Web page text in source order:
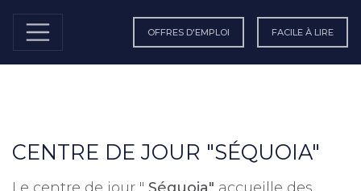
OFFRES D'EMPLOI FACILE À LIRE
CENTRE DE JOUR "SÉQUOIA"